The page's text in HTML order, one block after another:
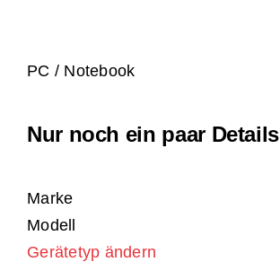
PC / Notebook
Nur noch ein paar Details
Marke
Modell
Gerätetyp ändern